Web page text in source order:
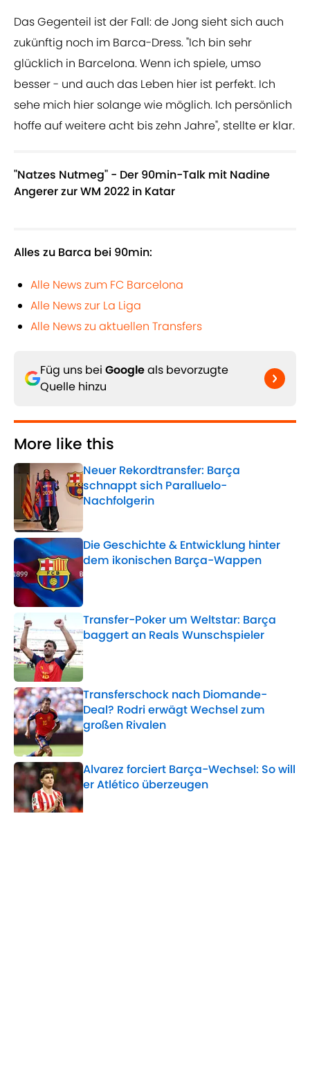
Das Gegenteil ist der Fall: de Jong sieht sich auch
zukünftig noch im Barca-Dress. "Ich bin sehr
glücklich in Barcelona. Wenn ich spiele, umso
besser - und auch das Leben hier ist perfekt. Ich
sehe mich hier solange wie möglich. Ich persönlich
hoffe auf weitere acht bis zehn Jahre", stellte er klar.
"Natzes Nutmeg" - Der 90min-Talk mit Nadine
Angerer zur WM 2022 in Katar
Alles zu Barca bei 90min:
Alle News zum FC Barcelona
Alle News zur La Liga
Alle News zu aktuellen Transfers
Füg uns bei Googleals bevorzugte
Quelle hinzu
More like this
Neuer Rekordtransfer: Barça
schnappt sich Paralluelo-
Nachfolgerin
Die Geschichte & Entwicklung hinter
dem ikonischen Barça-Wappen
Published by on Invalid Date
Transfer-Poker um Weltstar: Barça
baggert an Reals Wunschspieler
Published by on Invalid Date
Transferschock nach Diomande-
Deal? Rodri erwägt Wechsel zum
großen Rivalen
Alvarez forciert Barça-Wechsel: So will
er Atlético überzeugen
Published by on Invalid Date